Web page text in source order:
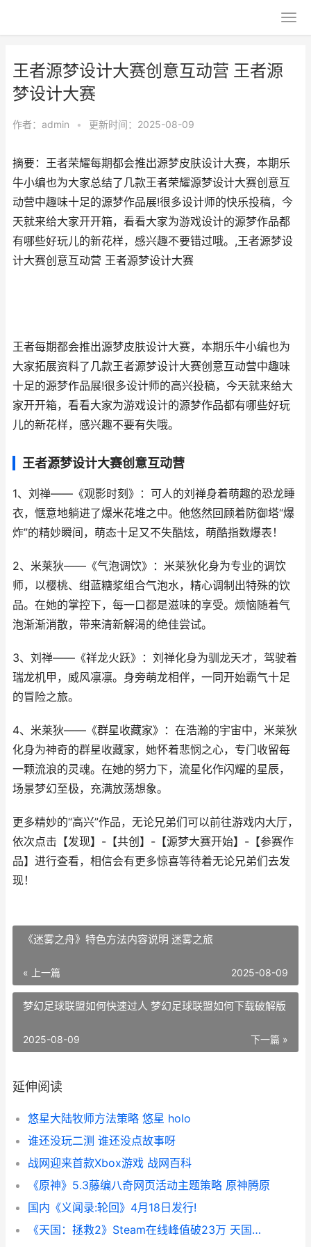
王者源梦设计大赛创意互动营 王者源
梦设计大赛
作者： admin • 更新时间：2025-08-09
摘要：王者荣耀每期都会推出源梦皮肤设计大赛，本期乐
牛小编也为大家总结了几款王者荣耀源梦设计大赛创意互
动营中趣味十足的源梦作品展!很多设计师的快乐投稿，今
天就来给大家开开箱，看看大家为游戏设计的源梦作品都
有哪些好玩儿的新花样，感兴趣不要错过哦。,王者源梦设
计大赛创意互动营 王者源梦设计大赛
王者每期都会推出源梦皮肤设计大赛，本期乐牛小编也为
大家拓展资料了几款王者源梦设计大赛创意互动营中趣味
十足的源梦作品展!很多设计师的高兴投稿，今天就来给大
家开开箱，看看大家为游戏设计的源梦作品都有哪些好玩
儿的新花样，感兴趣不要有失哦。
王者源梦设计大赛创意互动营
1、刘禅——《观影时刻》：可人的刘禅身着萌趣的恐龙睡
衣，惬意地躺进了爆米花堆之中。他悠然回顾着防御塔“爆
炸”的精妙瞬间，萌态十足又不失酷炫，萌酷指数爆表！
2、米莱狄——《气泡调饮》：米莱狄化身为专业的调饮
师，以樱桃、绀蓝糖浆组合气泡水，精心调制出特殊的饮
品。在她的掌控下，每一口都是滋味的享受。烦恼随着气
泡渐渐消散，带来清新解渴的绝佳尝试。
3、刘禅——《祥龙火跃》：刘禅化身为驯龙天才，驾驶着
瑞龙机甲，威风凛凛。身旁萌龙相伴，一同开始霸气十足
的冒险之旅。
4、米莱狄——《群星收藏家》：在浩瀚的宇宙中，米莱狄
化身为神奇的群星收藏家，她怀着悲悯之心，专门收留每
一颗流浪的灵魂。在她的努力下，流星化作闪耀的星辰，
场景梦幻至极，充满放荡想象。
更多精妙的“高兴”作品，无论兄弟们可以前往游戏内大厅，
依次点击【发现】-【共创】-【源梦大赛开始】-【参赛作
品】进行查看，相信会有更多惊喜等待着无论兄弟们去发
现！
《迷雾之舟》特色方法内容说明 迷雾之旅
« 上一篇 2025-08-09
梦幻足球联盟如何快速过人 梦幻足球联盟如何下载破解版
下一篇 »
2025-08-09
延伸阅读
悠星大陆牧师方法策略 悠星 holo
谁还没玩二测 谁还没点故事呀
战网迎来首款Xbox游戏 战网百科
《原神》5.3藤编八奇网页活动主题策略 原神腾原
国内《义闻录:轮回》4月18日发行!
《天国：拯救2》Steam在线峰值破23万 天国拯救2绝境丧钟攻略